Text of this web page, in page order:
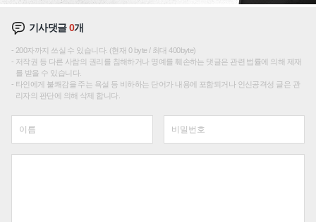
기사댓글0개
200자까지 쓰실 수 있습니다. (현재 0 byte / 최대 400byte)
저작권 등 다른 사람의 권리를 침해하거나 명예를 훼손하는 댓글은 관련 법률에 의해 제재
를 받을 수 있습니다.
타인에게 불쾌감을 주는 욕설 등 비하하는 단어가 내용에 포함되거나 인신공격성 글은 관
리자의 판단에 의해 삭제 합니다.